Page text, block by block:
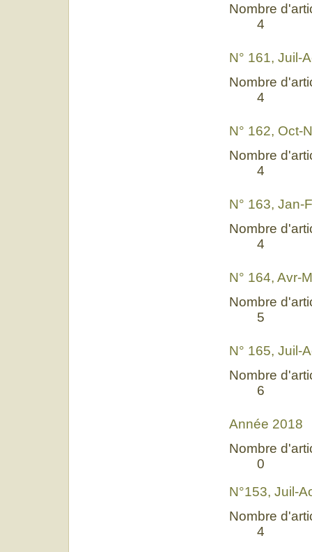
Nombre
4
N° 161, Juil-
Nombre
4
N° 162, Oct-
Nombre
4
N° 163, Jan-
Nombre
4
N° 164, Avr-
Nombre
5
N° 165, Juil-
Nombre
6
Année 2018
Nombre
0
N°153, Juil-
Nombre
4